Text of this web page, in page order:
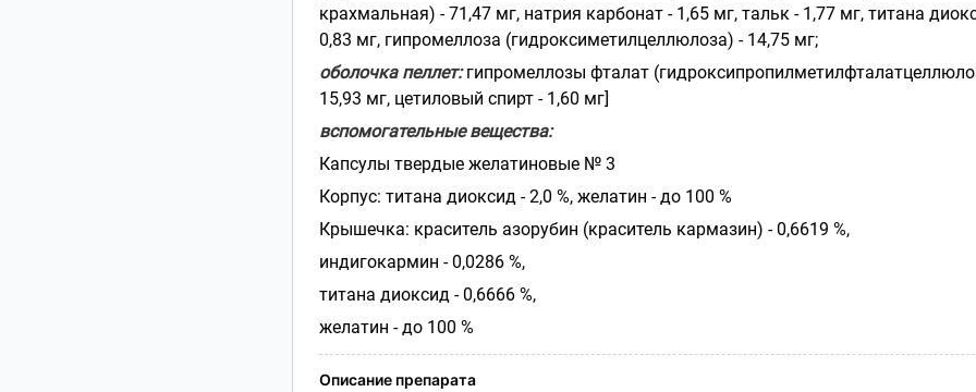
крахмальная) - 71,47 мг, натрия карбонат - 1,65 мг, тальк - 1,77 мг, титана
0,83 мг, гипромеллоза (гидроксиметилцеллюлоза) - 14,75 мг;
оболочка пеллет:гипромеллозы фталат
15,93 мг, цетиловый спирт - 1,60 мг]
вспомогательные вещества:
Капсулы твердые желатиновые № 3
Корпус: титана диоксид - 2,0 %, желатин - до 100 %
Крышечка: краситель азорубин (краситель кармазин) - 0,6619 %,
индигокармин - 0,0286 %,
титана диоксид - 0,6666 %,
желатин - до 100 %
Описание препарата